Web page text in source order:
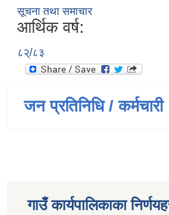
सूचना तथा समाचार
आर्थिक वर्ष:
८२्/८३
जन प्रतिनिधि / कर्मचारी
गाउँ कार्यपालिकाका